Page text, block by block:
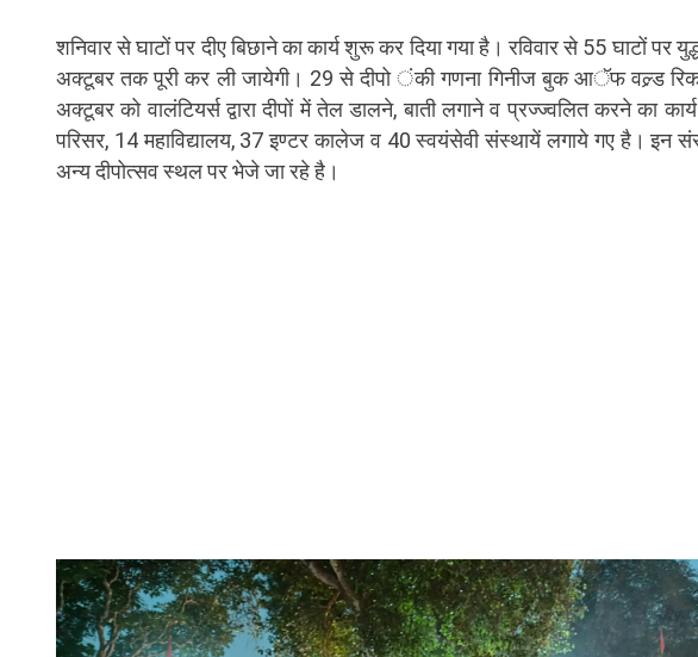
शनिवार से घाटों पर दीए बिछाने का कार्य शुरू कर दिया गया है। रविवार से 55 घाटों पर
अक्टूबर तक पूरी कर ली जायेगी। 29 से दीपो ंकी गणना गिनीज बुक आॅफ वल्र्ड
अक्टूबर को वालंटियर्स द्वारा दीपों में तेल डालने, बाती लगाने व प्रज्ज्वलित करने का
परिसर, 14 महाविद्यालय, 37 इण्टर कालेज व 40 स्वयंसेवी संस्थायें लगाये गए है। इन
अन्य दीपोत्सव स्थल पर भेजे जा रहे है।